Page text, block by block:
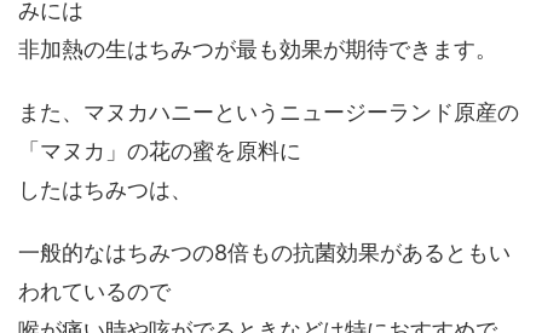
みには
非加熱の生はちみつが最も効果が期待できます。
また、マヌカハニーというニュージーランド原産の
「マヌカ」の花の蜜を原料に
したはちみつは、
一般的なはちみつの8倍もの抗菌効果があるともい
われているので